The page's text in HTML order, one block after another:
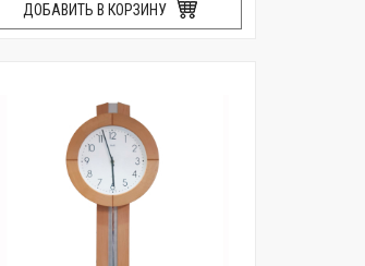
ДОБАВИТЬ В КОРЗИНУ